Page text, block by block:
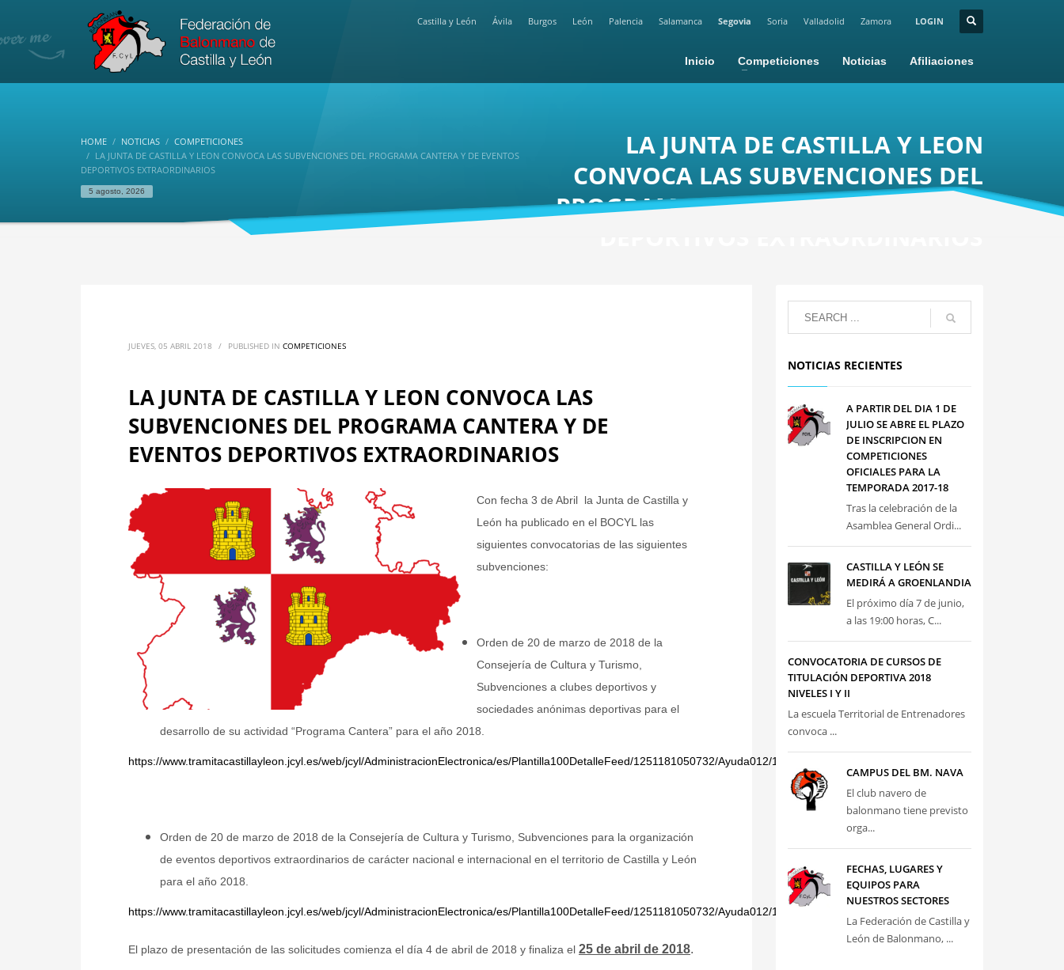
Castilla y León Ávila Burgos León Palencia Salamanca Segovia Soria Valladolid Zamora LOGIN
Inicio Competiciones Noticias Afiliaciones
HOME NOTICIAS
COMPETICIONES
LA JUNTA DE CASTILLA Y LEON CONVOCA LAS SUBVENCIONES DEL PROGRAMA CANTERA Y DE EVENTOS
DEPORTIVOS EXTRAORDINARIOS
5 agosto, 2026
LA JUNTA DE CASTILLA Y LEON
CONVOCA LAS SUBVENCIONES DEL
PROGRAMA CANTERA Y DE EVENTOS
JUEVES, 05 ABRIL 2018 / PUBLISHED IN COMPETICIONES
LA JUNTA DE CASTILLA Y LEON CONVOCA LAS
SUBVENCIONES DEL PROGRAMA CANTERA Y DE
EVENTOS DEPORTIVOS EXTRAORDINARIOS
Con fecha 3 de Abril la Junta de Castilla y
León ha publicado en el BOCYL las
siguientes convocatorias de las siguientes
subvenciones:
Orden de 20 de marzo de 2018 de la
Consejería de Cultura y Turismo,
Subvenciones a clubes deportivos y
sociedades anónimas deportivas para el
desarrollo de su actividad “Programa Cantera” para el año 2018.
https://www.tramitacastillayleon.jcyl.es/web/jcyl/AdministracionElectronica/es/Plantilla100DetalleFeed/1251181050732/Ayuda012/1284794287975/Propuesta
Orden de 20 de marzo de 2018 de la Consejería de Cultura y Turismo, Subvenciones para la organización
de eventos deportivos extraordinarios de carácter nacional e internacional en el territorio de Castilla y León
para el año 2018.
https://www.tramitacastillayleon.jcyl.es/web/jcyl/AdministracionElectronica/es/Plantilla100DetalleFeed/1251181050732/Ayuda012/1284794298912/Propuesta
El plazo de presentación de las solicitudes comienza el día 4 de abril de 2018 y finaliza el 25 de abril de 2018.
NOTICIAS RECIENTES
A PARTIR DEL DIA 1 DE
JULIO SE ABRE EL PLAZO
DE INSCRIPCION EN
COMPETICIONES
OFICIALES PARA LA
TEMPORADA 2017-18
Tras la celebración de la
Asamblea General Ordi...
CASTILLA Y LEÓN SE
MEDIRÁ A GROENLANDIA
El próximo día 7 de junio,
a las 19:00 horas, C...
CONVOCATORIA DE CURSOS DE
TITULACIÓN DEPORTIVA 2018
NIVELES I Y II
La escuela Territorial de Entrenadores
convoca ...
CAMPUS DEL BM. NAVA
El club navero de
balonmano tiene previsto
orga...
FECHAS, LUGARES Y
EQUIPOS PARA
NUESTROS SECTORES
La Federación de Castilla y
León de Balonmano, ...